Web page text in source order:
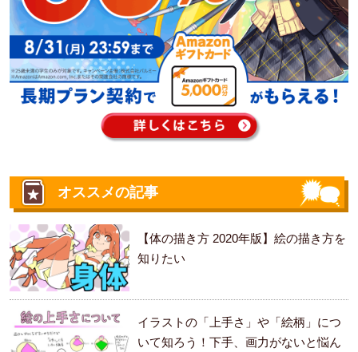
オススメの記事
【体の描き方 2020年版】絵の描き方を
知りたい
イラストの「上手さ」や「絵柄」につ
いて知ろう！下手、画力がないと悩ん